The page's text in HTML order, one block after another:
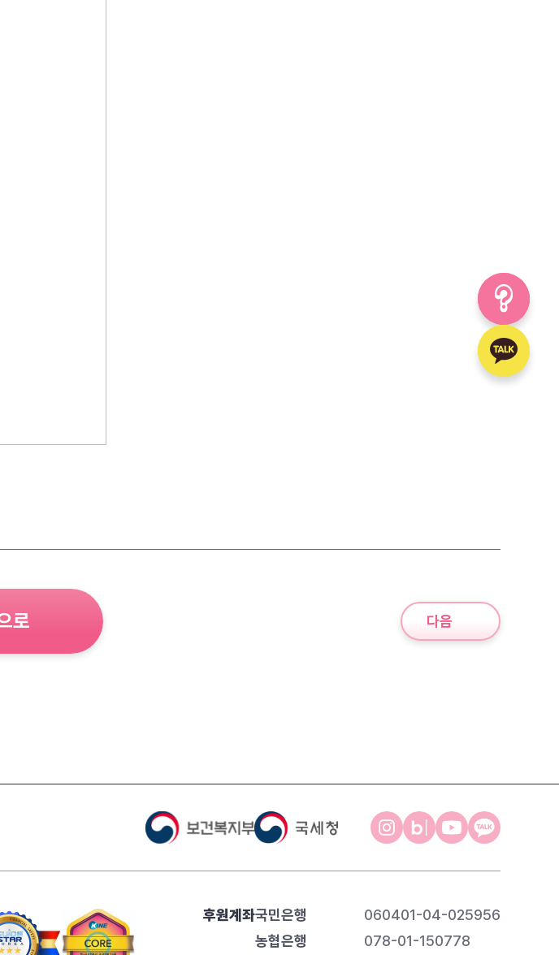
로 다음
후원계좌국민은행
060401-04-025956
농협은행
078-01-150778